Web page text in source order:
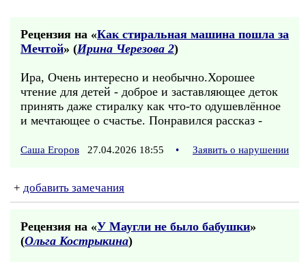
Рецензия на «Как стиральная машина пошла за
Мечтой» (Ирина Черезова 2)
Ира, Очень интересно и необычно.Хорошее
чтение для детей - доброе и заставляющее деток
принять даже стиралку как что-то одушевлённое
и мечтающее о счастье. Понравился рассказ -
Саша Егоров 27.04.2026 18:55 • Заявить о нарушении
+ добавить замечания
Рецензия на «У Маугли не было бабушки»
(Ольга Кострыкина)